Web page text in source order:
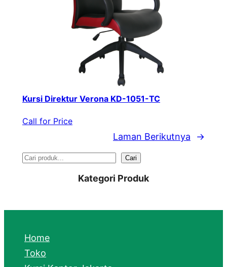
Kursi Direktur Verona KD-1051-TC
Call for Price
Laman Berikutnya →
S
r
h
Cari
Kategori Produk
Home
Toko